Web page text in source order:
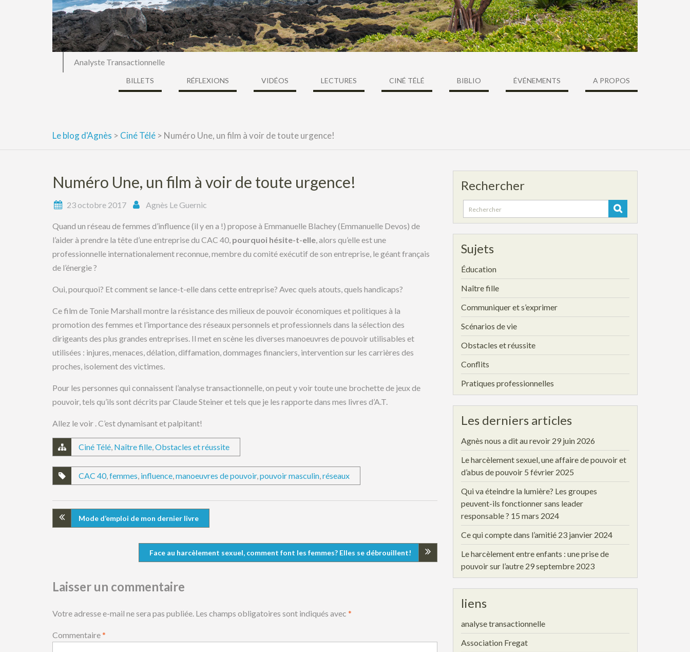
Analyste Transactionnelle
BILLETS RÉFLEXIONS VIDÉOS LECTURES CINÉ TÉLÉ BIBLIO ÉVÉNEMENTS A PROPOS
Le blog d'Agnès > Ciné Télé > Numéro Une, un film à voir de toute urgence!
Numéro Une, un film à voir de toute urgence!
23 octobre 2017 Agnès Le Guernic
Quand un réseau de femmes d’influence (il y en a !) propose à Emmanuelle Blachey (Emmanuelle Devos) de
l’aider à prendre la tête d’une entreprise du CAC 40, pourquoi hésite-t-elle, alors qu’elle est une
professionnelle internationalement reconnue, membre du comité exécutif de son entreprise, le géant français
de l’énergie ?
Oui, pourquoi? Et comment se lance-t-elle dans cette entreprise? Avec quels atouts, quels handicaps?
Ce film de Tonie Marshall montre la résistance des milieux de pouvoir économiques et politiques à la
promotion des femmes et l’importance des réseaux personnels et professionnels dans la sélection des
dirigeants des plus grandes entreprises. Il met en scène les diverses manoeuvres de pouvoir utilisables et
utilisées : injures, menaces, délation, diffamation, dommages financiers, intervention sur les carrières des
proches, isolement des victimes.
Pour les personnes qui connaissent l’analyse transactionnelle, on peut y voir toute une brochette de jeux de
pouvoir, tels qu’ils sont décrits par Claude Steiner et tels que je les rapporte dans mes livres d’A.T.
Allez le voir . C’est dynamisant et palpitant!
Ciné Télé, Naître fille,Obstacles et réussite
CAC 40,femmes, influence,manoeuvres de pouvoir,pouvoir masculin,réseaux
Mode d’emploi de mon dernier livre
Face au harcèlement sexuel, comment font les femmes? Elles se débrouillent!
Laisser un commentaire
Votre adresse e-mail ne sera pas publiée. Les champs obligatoires sont indiqués avec *
Commentaire*
Rechercher
Search
for:
Sujets
Éducation
Naître fille
Communiquer et s’exprimer
Scénarios de vie
Obstacles et réussite
Conflits
Pratiques professionnelles
Les derniers articles
Agnès nous a dit au revoir 29 juin 2026
Le harcèlement sexuel, une affaire de pouvoir et
d’abus de pouvoir 5 février 2025
Qui va éteindre la lumière? Les groupes
peuvent-ils fonctionner sans leader
responsable ? 15 mars 2024
Ce qui compte dans l’amitié 23 janvier 2024
Le harcèlement entre enfants : une prise de
pouvoir sur l’autre 29 septembre 2023
liens
analyse transactionnelle
Association Fregat